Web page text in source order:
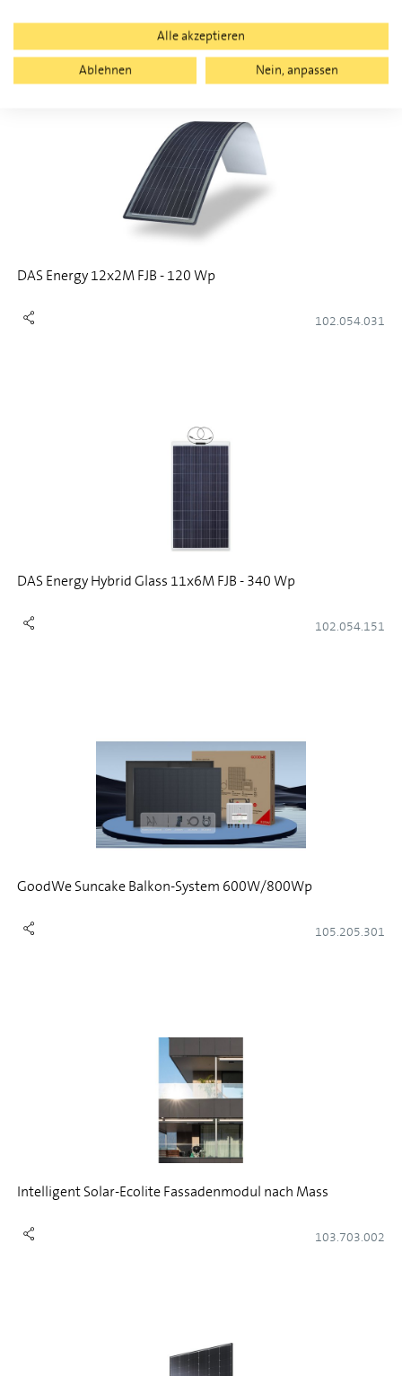
DAS Energy 12x2M FJB - 120 Wp
102.054.031
DAS Energy Hybrid Glass 11x6M FJB - 340 Wp
102.054.151
GoodWe Suncake Balkon-System 600W/800Wp
105.205.301
Intelligent Solar-Ecolite Fassadenmodul nach Mass
103.703.002
Alle akzeptieren
Ablehnen
Nein, anpassen